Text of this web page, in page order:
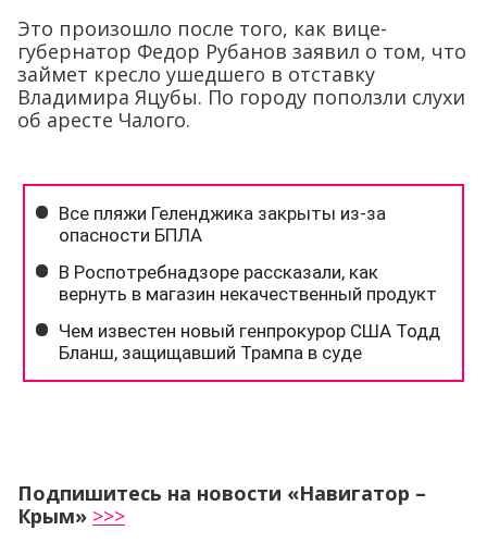
Это произошло после того, как вице-
губернатор Федор Рубанов заявил о том, что
займет кресло ушедшего в отставку
Владимира Яцубы. По городу поползли слухи
об аресте Чалого.
Подпишитесь на новости «Навигатор –
Крым» >>>